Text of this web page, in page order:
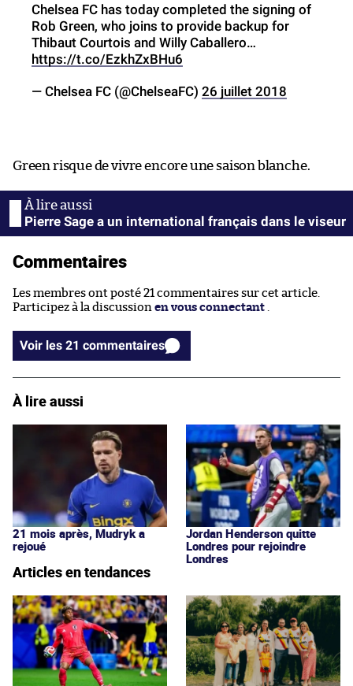
Chelsea FC has today completed the signing of
Rob Green, who joins to provide backup for
Thibaut Courtois and Willy Caballero…
https://t.co/EzkhZxBHu6
— Chelsea FC (@ChelseaFC) 26 juillet 2018
Green risque de vivre encore une saison blanche.
Pierre Sage a un international français dans le viseur
Commentaires
Les membres ont posté 21 commentaires sur cet article.
Participez à la discussion en vous connectant
Voir les 21 commentaires
À lire aussi
21 mois après, Mudryk a
rejoué
Jordan Henderson quitte
Londres pour rejoindre
Londres
Articles en tendances